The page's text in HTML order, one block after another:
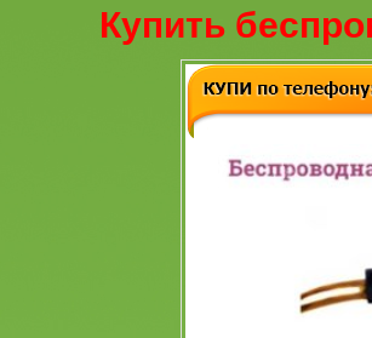
Купить